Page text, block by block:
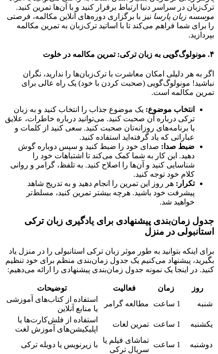
ترک‌زبان در سراسر دنیا ارتباط برقرار کنید و با آن‌ها تمرین کنید.
موسسه زبان پارسا نیز با برگزاری دوره‌های آنلاین مکالمه، فرصتی
را برای شما فراهم می‌کند تا با اساتید ترک‌زبان به تمرین مکالمه
بپردازید.
۴. مونولوگ‌گویی به زبان ترکی: تمرین مکالمه در خلوت
اگر به هر دلیلی امکان معاشرت با ترک‌زبان‌ها را ندارید، نگران
نباشید! مونولوگ‌گویی (صحبت کردن با خود) یک راه عالی برای
تمرین مکالمه است.
انتخاب موضوع: یک موضوع جذاب را انتخاب کنید و به زبان
ترکی درباره آن صحبت کنید. می‌توانید درباره خاطرات، علایق
یا برنامه‌های روزانه‌تان صحبت کنید. سعی کنید از کلمات و
عباراتی که یاد گرفته‌اید استفاده کنید.
ضبط صدا: صدای خود را ضبط کنید و سپس دوباره گوش
دهید. این کار به شما کمک می‌کند تا اشتباهات خود را
شناسایی کنید و آن‌ها را اصلاح کنید. به تلفظ، گرامر و روانی
کلام خود توجه کنید.
تکرار: هر روز این تمرین را انجام دهید و به تدریج شاهد
پیشرفت خود باشید. هرچه بیشتر تمرین کنید، مسلط‌تر
خواهید شد.
جدول زمان‌بندی پیشنهادی برای یادگیری زبان ترکی
استانبولی در منزل
برای اینکه بتوانید به طور موثر زبان ترکی استانبولی را در منزل یاد
بگیرید، پیشنهاد می‌کنیم یک جدول زمان‌بندی منظم برای خود تنظیم
کنید. در اینجا یک نمونه جدول زمان‌بندی پیشنهادی را ارائه می‌دهیم:
روز زمان فعالیت
توضیحات
شنبه
1 ساعت مطالعه گرامر
استفاده از کتاب‌های آموزشی
یا منابع آنلاین
یکشنبه
1 ساعت تمرین لغات
استفاده از فلش‌کارت‌ها یا
اپلیکیشن‌های آموزش لغت
دوشنبه
1 ساعت
تماشای فیلم یا
سریال ترکی
با زیرنویس یا دوبله ترکی